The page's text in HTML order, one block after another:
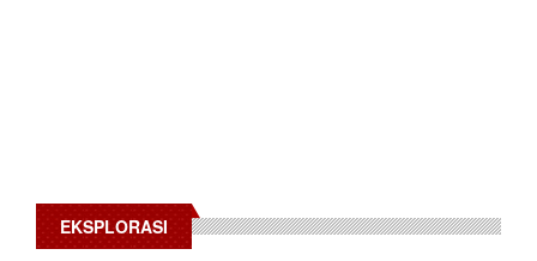
EKSPLORASI